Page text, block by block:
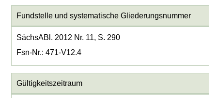
Fundstelle und systematische Gliederungsnummer
SächsABl. 2012 Nr. 11, S. 290
Fsn-Nr.: 471-V12.4
Gültigkeitszeitraum